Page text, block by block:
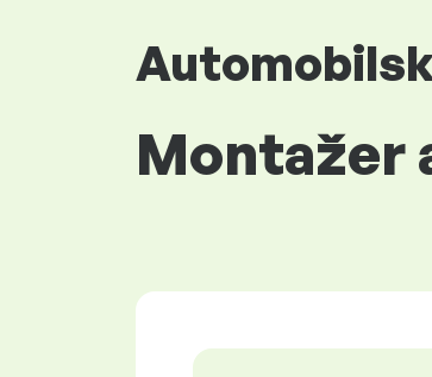
Montažer